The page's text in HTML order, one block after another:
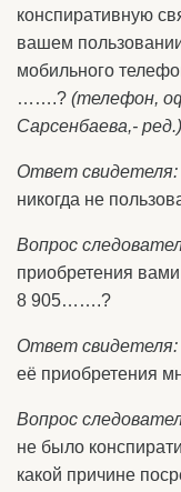
конспиративную
вашем
мобильного
…….? (телефон,
Сарсенбаева,- ред.)
Ответ свидетеля:
никогда не
Вопрос
приобретения
8 905…….?
Ответ свидетеля:
её приобретения
Вопрос
не было
какой причине